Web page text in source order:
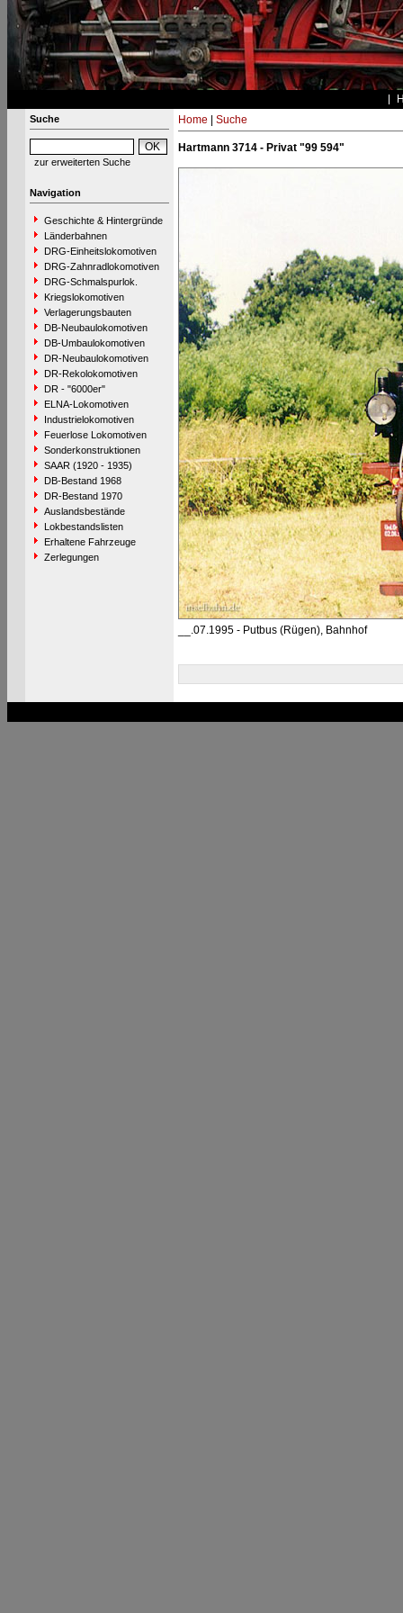
Suche
zur erweiterten Suche
Navigation
Geschichte & Hintergründe
Länderbahnen
DRG-Einheitslokomotiven
DRG-Zahnradlokomotiven
DRG-Schmalspurlok.
Kriegslokomotiven
Verlagerungsbauten
DB-Neubaulokomotiven
DB-Umbaulokomotiven
DR-Neubaulokomotiven
DR-Rekolokomotiven
DR - "6000er"
ELNA-Lokomotiven
Industrielokomotiven
Feuerlose Lokomotiven
Sonderkonstruktionen
SAAR (1920 - 1935)
DB-Bestand 1968
DR-Bestand 1970
Auslandsbestände
Lokbestandslisten
Erhaltene Fahrzeuge
Zerlegungen
Home Suche
Hartmann 3714 - Privat "99 594"
__.07.1995 - Putbus (Rügen), Bahnhof